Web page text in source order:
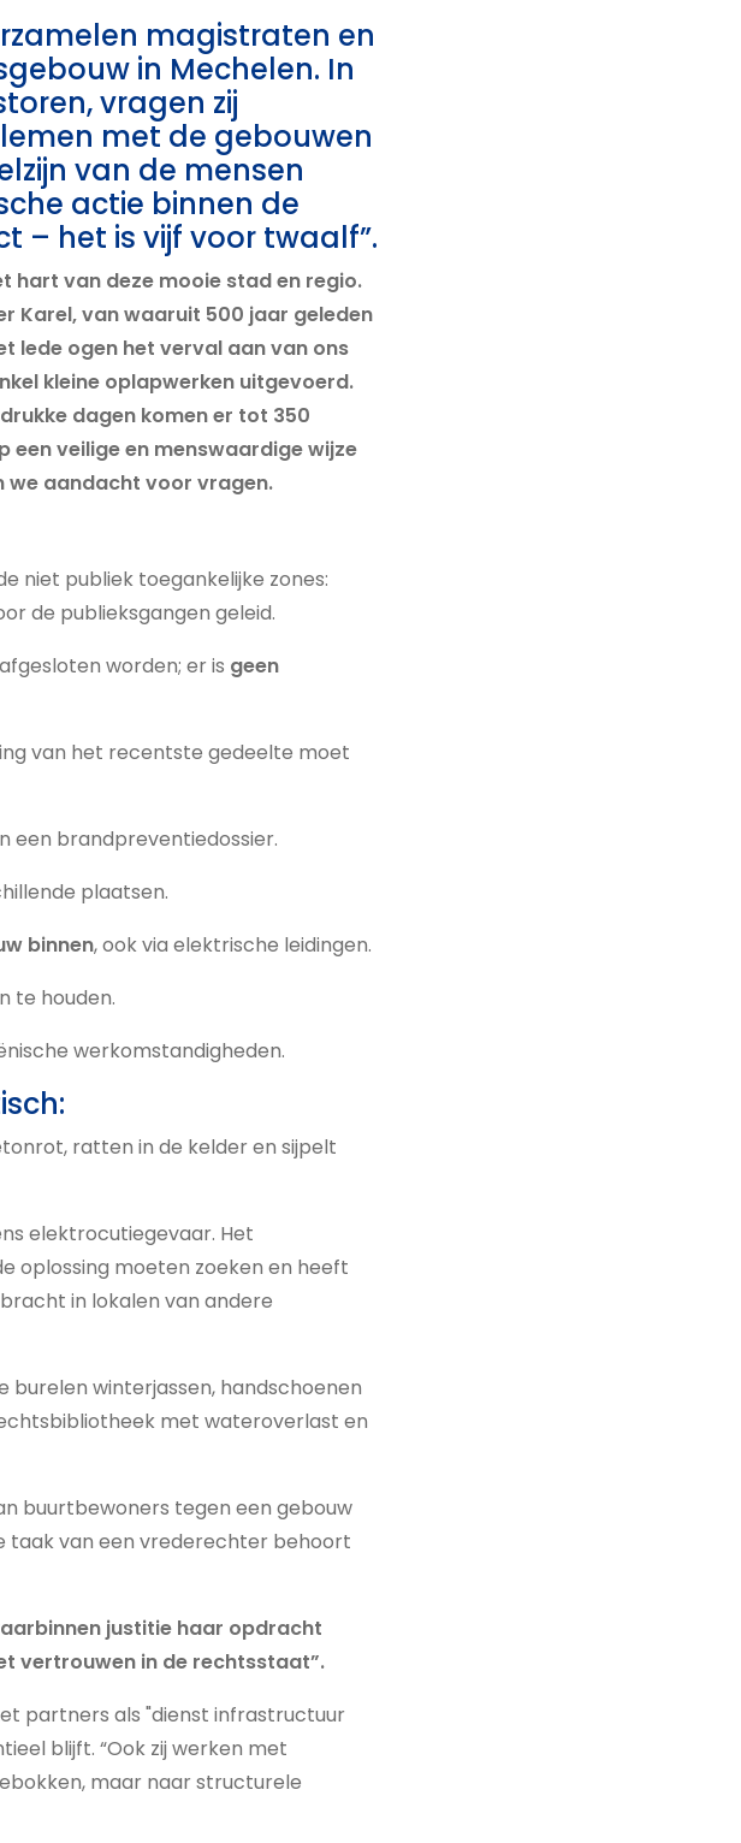
magistraten en
in Mechelen. In
vragen zij
met de gebouwen
van de mensen
actie binnen de
– het is vijf voor twaalf”.
hart van deze mooie stad en regio.
Karel, van waaruit 500 jaar geleden
lede ogen het verval aan van ons
kleine oplapwerken uitgevoerd.
dagen komen er tot 350
een veilige en menswaardige wijze
we aandacht voor vragen.
niet publiek toegankelijke zones:
de publieksgangen geleid.
worden; er is geen
van het recentste gedeelte moet
een brandpreventiedossier.
plaatsen.
binnen, ook via elektrische leidingen.
te houden.
werkomstandigheden.
ratten in de kelder en sijpelt
elektrocutiegevaar. Het
oplossing moeten zoeken en heeft
in lokalen van andere
burelen winterjassen, handschoenen
met wateroverlast en
buurtbewoners tegen een gebouw
taak van een vrederechter behoort
justitie haar opdracht
vertrouwen in de rechtsstaat”.
partners als "dienst infrastructuur
blijft. “Ook zij werken met
maar naar structurele